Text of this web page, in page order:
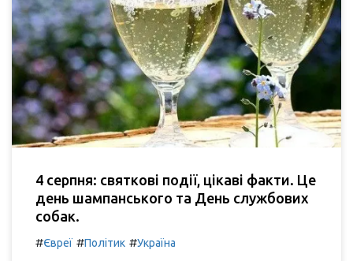
4 серпня: святкові події, цікаві факти. Це
день шампанського та День службових
собак.
#Євреї #Політик #Україна